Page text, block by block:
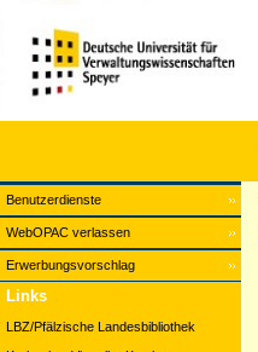
Benutzerdienste
WebOPAC verlassen
Erwerbungsvorschlag
Links
LBZ/Pfälzische Landesbibliothek